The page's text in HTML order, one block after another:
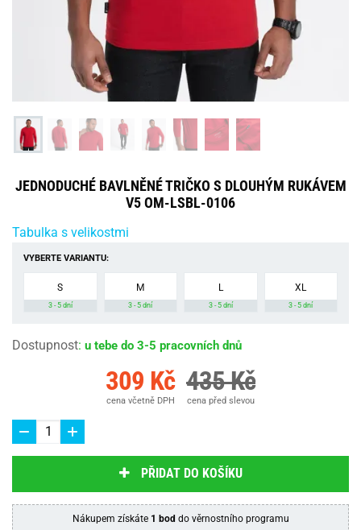
JEDNODUCHÉ BAVLNĚNÉ TRIČKO S DLOUHÝM RUKÁVEM
V5 OM-LSBL-0106
Tabulka s velikostmi
VYBERTE VARIANTU:
S
3 - 5 dní
M
3 - 5 dní
L
3 - 5 dní
XL
3 - 5 dní
Dostupnost: u tebe do 3-5 pracovních dnů
309 Kč
cena včetně DPH
435 Kč
cena před slevou
PŘIDAT DO KOŠÍKU
Nákupem získáte 1 bod do věrnostního programu